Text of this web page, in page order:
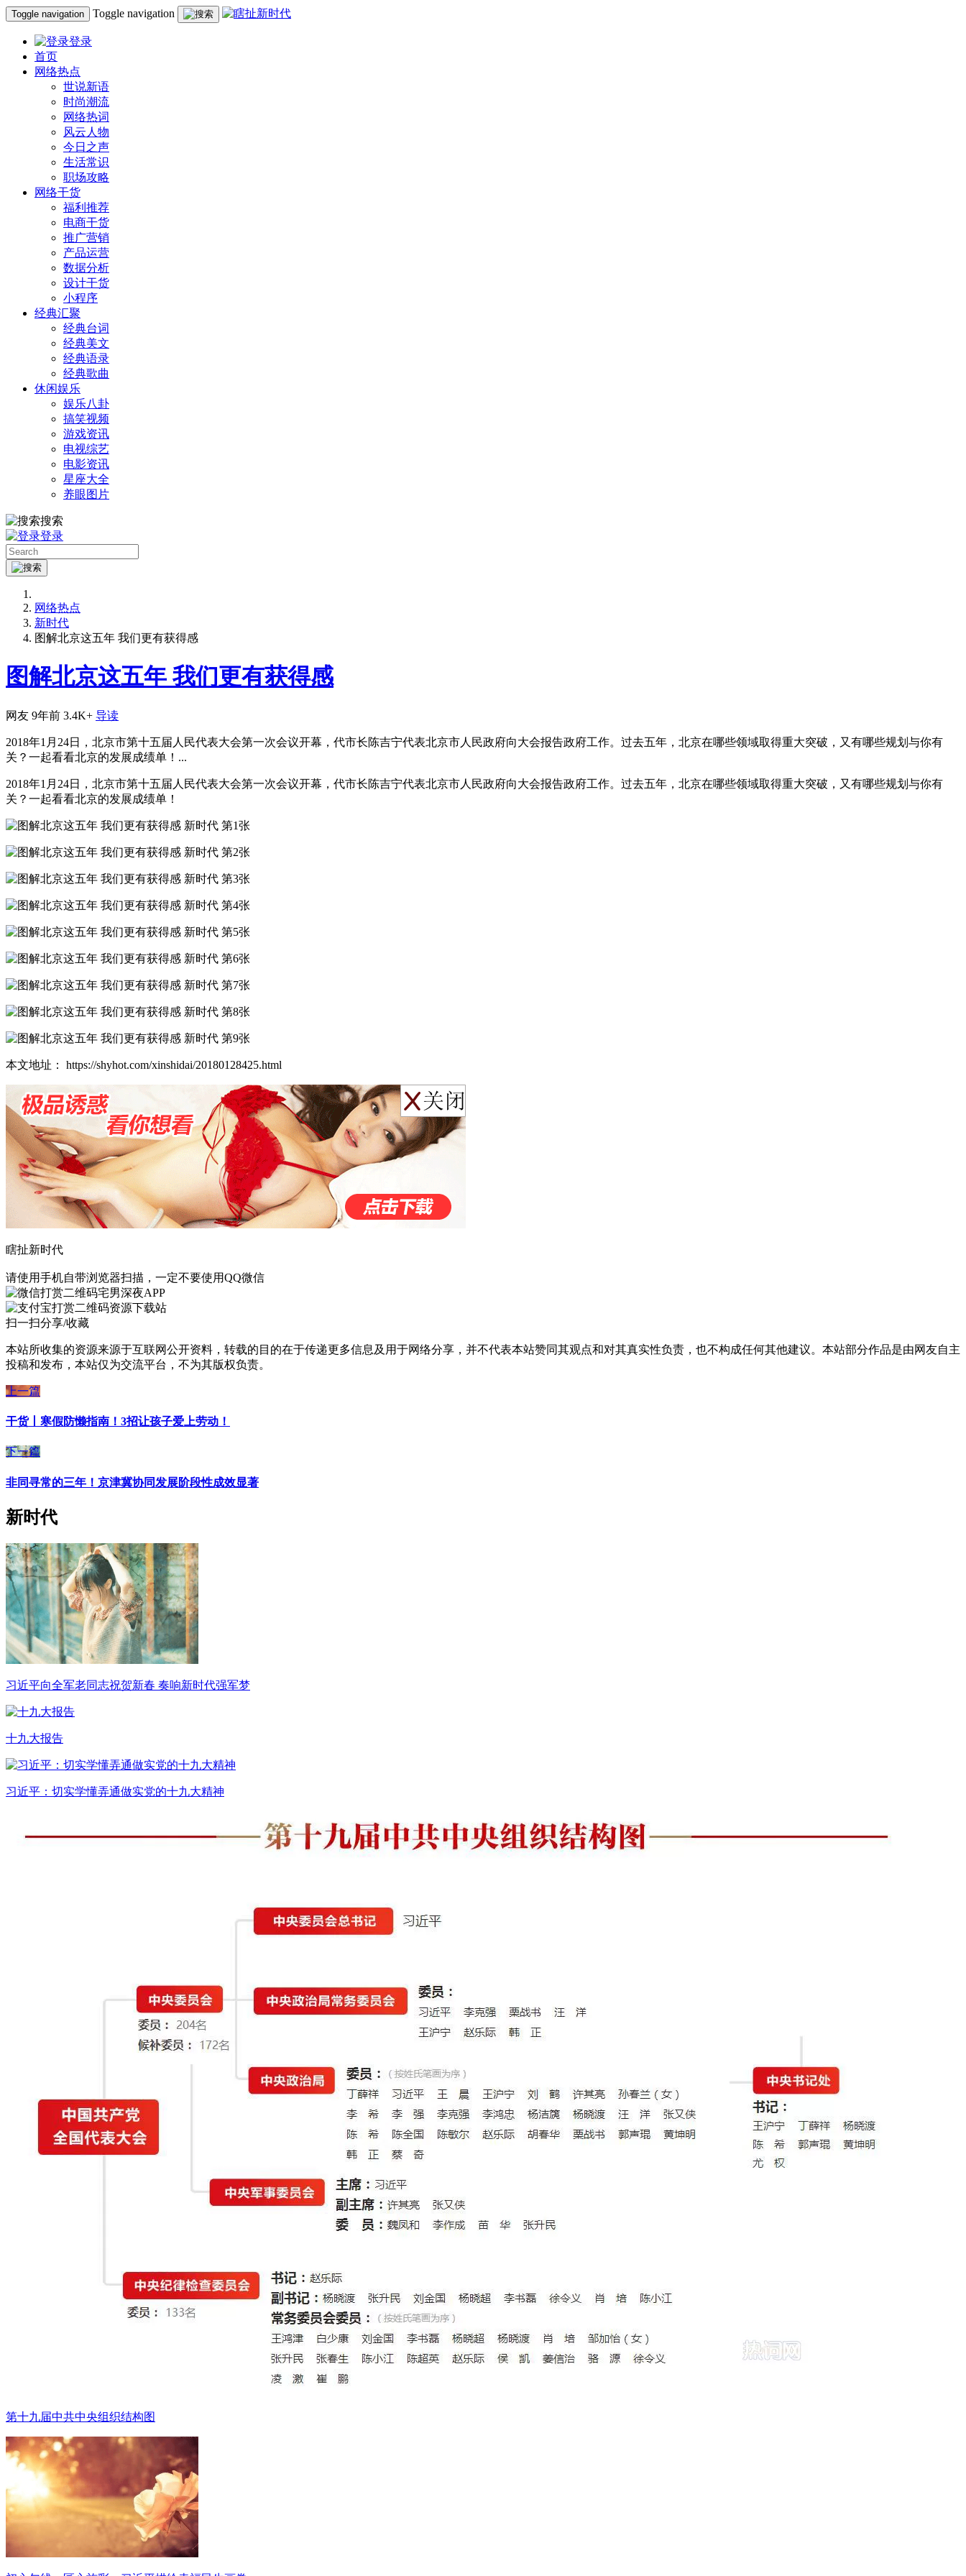
Toggle navigation Toggle navigation
登录
首页
网络热点
世说新语
时尚潮流
网络热词
风云人物
今日之声
生活常识
职场攻略
网络干货
福利推荐
电商干货
推广营销
产品运营
数据分析
设计干货
小程序
经典汇聚
经典台词
经典美文
经典语录
经典歌曲
休闲娱乐
娱乐八卦
搞笑视频
游戏资讯
电视综艺
电影资讯
星座大全
养眼图片
搜索
登录
网络热点
新时代
图解北京这五年 我们更有获得感
图解北京这五年 我们更有获得感
网友 9年前 3.4K+ 导读
2018年1月24日，北京市第十五届人民代表大会第一次会议开幕，代市长陈吉宁代表北京市人民政府向大会报告政府工作。过去五年，北京在哪些领域取得重大突破，又有哪些规划与你有
关？一起看看北京的发展成绩单！...
2018年1月24日，北京市第十五届人民代表大会第一次会议开幕，代市长陈吉宁代表北京市人民政府向大会报告政府工作。过去五年，北京在哪些领域取得重大突破，又有哪些规划与你有
关？一起看看北京的发展成绩单！
本文地址： https://shyhot.com/xinshidai/20180128425.html
瞎扯新时代
请使用手机自带浏览器扫描，一定不要使用QQ微信
宅男深夜APP
资源下载站
扫一扫分享/收藏
本站所收集的资源来源于互联网公开资料，转载的目的在于传递更多信息及用于网络分享，并不代表本站赞同其观点和对其真实性负责，也不构成任何其他建议。本站部分作品是由网友自主
投稿和发布，本站仅为交流平台，不为其版权负责。
上一篇
干货丨寒假防懒指南！3招让孩子爱上劳动！
下一篇
非同寻常的三年！京津冀协同发展阶段性成效显著
新时代
习近平向全军老同志祝贺新春 奏响新时代强军梦
十九大报告
习近平：切实学懂弄通做实党的十九大精神
第十九届中共中央组织结构图